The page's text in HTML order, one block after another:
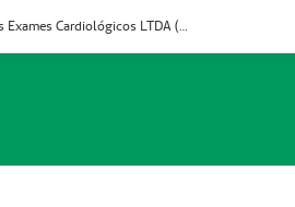
Prestador Decordis Exames Cardiológicos LTDA (51004347-4)